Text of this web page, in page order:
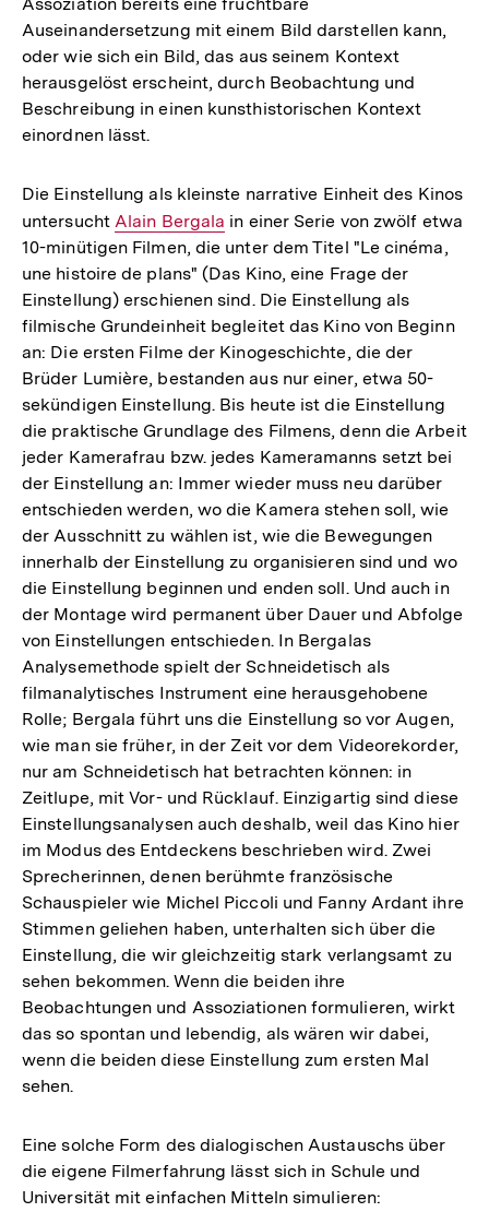
Assoziation bereits eine fruchtbare
Auseinandersetzung mit einem Bild darstellen kann,
oder wie sich ein Bild, das aus seinem Kontext
herausgelöst erscheint, durch Beobachtung und
Beschreibung in einen kunsthistorischen Kontext
einordnen lässt.
Die Einstellung als kleinste narrative Einheit des Kinos
untersucht Interner
Link:
Alain Bergala in einer Serie von zwölf etwa
10-minütigen Filmen, die unter dem Titel "Le cinéma,
une histoire de plans" (Das Kino, eine Frage der
Einstellung) erschienen sind. Die Einstellung als
filmische Grundeinheit begleitet das Kino von Beginn
an: Die ersten Filme der Kinogeschichte, die der
Brüder Lumière, bestanden aus nur einer, etwa 50-
sekündigen Einstellung. Bis heute ist die Einstellung
die praktische Grundlage des Filmens, denn die Arbeit
jeder Kamerafrau bzw. jedes Kameramanns setzt bei
der Einstellung an: Immer wieder muss neu darüber
entschieden werden, wo die Kamera stehen soll, wie
der Ausschnitt zu wählen ist, wie die Bewegungen
innerhalb der Einstellung zu organisieren sind und wo
die Einstellung beginnen und enden soll. Und auch in
der Montage wird permanent über Dauer und Abfolge
von Einstellungen entschieden. In Bergalas
Analysemethode spielt der Schneidetisch als
filmanalytisches Instrument eine herausgehobene
Rolle; Bergala führt uns die Einstellung so vor Augen,
wie man sie früher, in der Zeit vor dem Videorekorder,
nur am Schneidetisch hat betrachten können: in
Zeitlupe, mit Vor- und Rücklauf. Einzigartig sind diese
Einstellungsanalysen auch deshalb, weil das Kino hier
im Modus des Entdeckens beschrieben wird. Zwei
Sprecherinnen, denen berühmte französische
Schauspieler wie Michel Piccoli und Fanny Ardant ihre
Stimmen geliehen haben, unterhalten sich über die
Einstellung, die wir gleichzeitig stark verlangsamt zu
sehen bekommen. Wenn die beiden ihre
Beobachtungen und Assoziationen formulieren, wirkt
das so spontan und lebendig, als wären wir dabei,
wenn die beiden diese Einstellung zum ersten Mal
sehen.
Eine solche Form des dialogischen Austauschs über
die eigene Filmerfahrung lässt sich in Schule und
Universität mit einfachen Mitteln simulieren: